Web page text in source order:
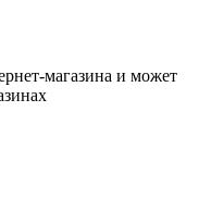
магазина и может